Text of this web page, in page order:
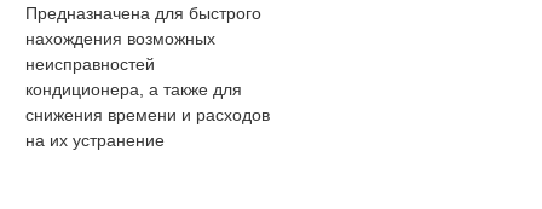
Предназначена для быстрого
нахождения возможных
неисправностей
кондиционера, а также для
снижения времени и расходов
на их устранение